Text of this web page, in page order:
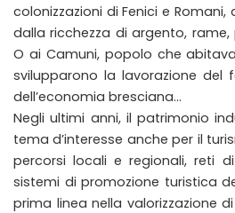
colonizzazioni di Fenici e
dalla ricchezza di argento,
O ai Camuni, popolo che
svilupparono la lavorazione del
dell’economia bresciana…
Negli ultimi anni, il patrimonio
tema d’interesse anche per il
percorsi locali e regionali, reti
sistemi di promozione turistica
prima linea nella valorizzazione